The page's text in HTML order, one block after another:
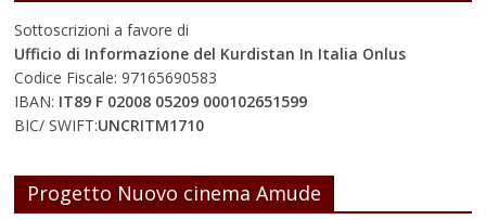
Sottoscrizioni a favore di
Ufficio di Informazione del Kurdistan In Italia Onlus
Codice Fiscale: 97165690583
IBAN: IT89 F 02008 05209 000102651599
BIC/ SWIFT:UNCRITM1710
Progetto Nuovo cinema Amude